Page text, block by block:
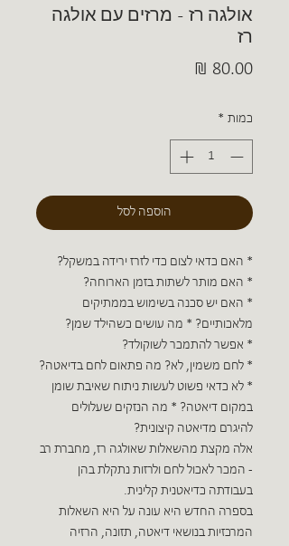
אולגה רז - מרזים עם אולגה
רז
כמות *
הוספה לסל
* האם כדאי לצום כדי לזרז ירידה במשקל?
* האם מותר לשתות בזמן הארוחה?
* האם יש סכנה בשימוש בממתיקים
מלאכותיים? * מה עושים כשהילד שמן?
* אפשר להתמכר לשוקולד?
* לחם משמין, לא? מה פתאום לחם בדיאטה?
* לא כדאי פשוט לעשות ניתוח שאיבת שומן
במקום דיאטה? * מה הנזקים שעלולים
להיגרם מדיאטה קיצונית?
אלה מקצת מהשאלות שאולגה רז, מחברת רב
- המכר לאכול לחם ולרזות נתקלת בהן
בעבודתה כדיאטנית קלינית.
בספרה החדש היא עונה על היא השאלות
המרכזיות בנושאי דיאטה, תזונה, הרזיה